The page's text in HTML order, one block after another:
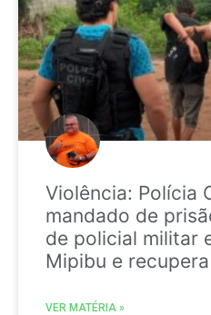
Violência: Polícia
mandado de
de policial militar
Mipibu e
VER MATÉRIA »